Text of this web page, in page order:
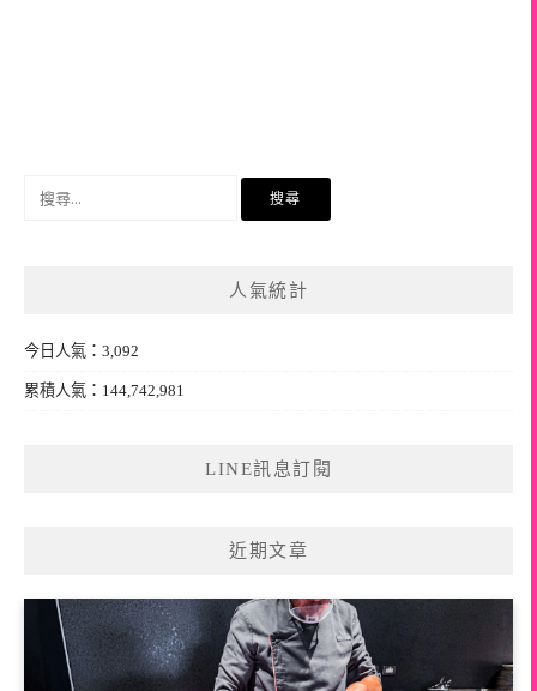
人氣統計
今日人氣：3,092
累積人氣：144,742,981
LINE訊息訂閱
近期文章